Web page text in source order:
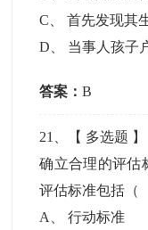
C 、首先发现其
D
当事人孩子
答案：B
21 、【 多选题 】
确立合理的评估
评估标准包括（
A
、行动标准